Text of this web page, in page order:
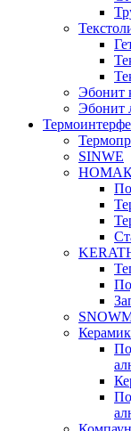
Эбонит
Эбонит
SINWE